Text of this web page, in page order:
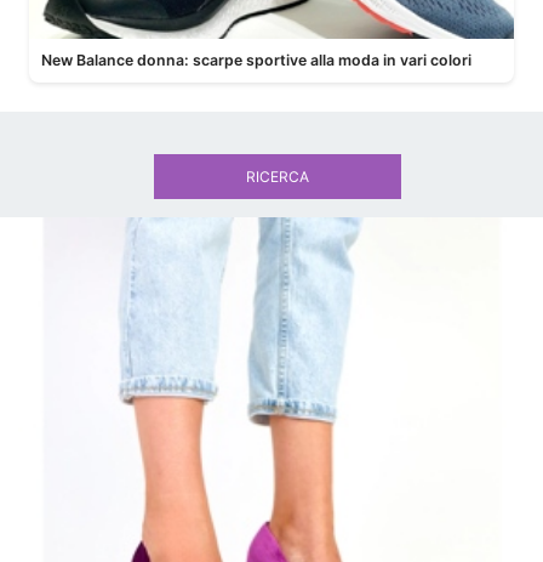
New Balance donna: scarpe sportive alla moda in vari colori
RICERCA